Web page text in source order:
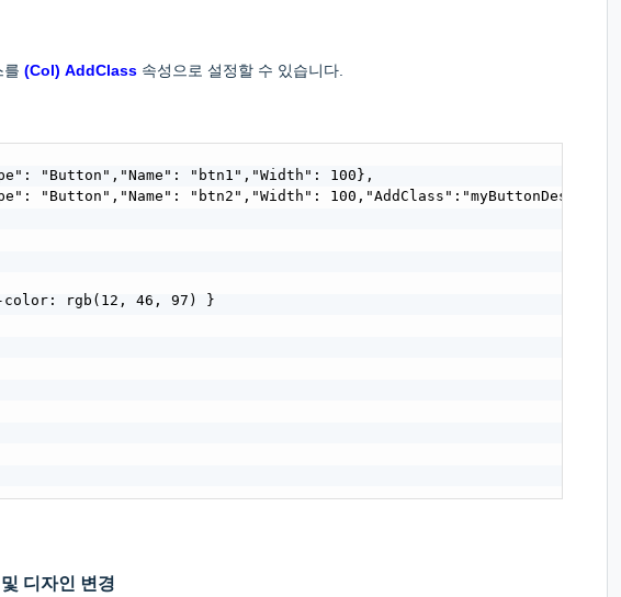
를 (Col) AddClass 속성으로 설정할 수 있습니다.
"Button","Name": "btn1","Width": 100},
"Button","Name": "btn2","Width":
color: rgb(12, 46, 97) }
디자인 변경